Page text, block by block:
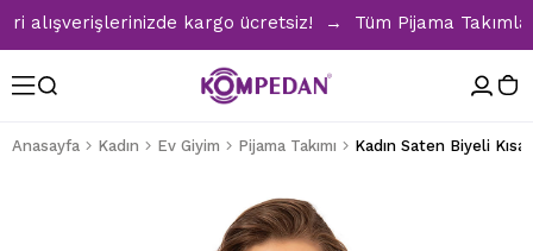
kargo ücretsiz! → Tüm Pijama
Anasayfa Kadın Ev Giyim Pijama Takımı